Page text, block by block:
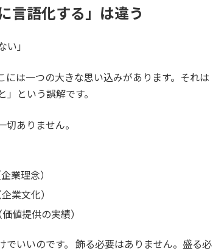
言語化する」は違う
い」
は一つの大きな思い込みがあります。それは
という誤解です。
ありません。
業理念）
業文化）
値提供の実績）
いいのです。 飾る必要はありません。盛る必